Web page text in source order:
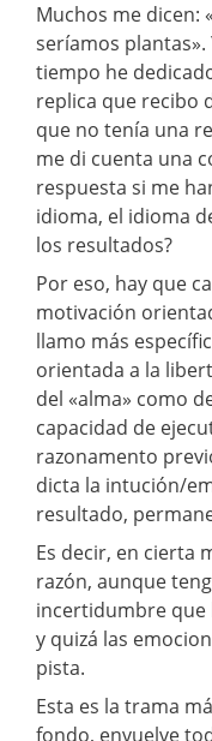
Muchos me dicen:
seríamos
tiempo he
replica que recibo
que no tenía una
me di cuenta una
respuesta si me
idioma, el idioma
los resultados?
Por eso, hay que
motivación
llamo más
orientada a la
del «alma» como
capacidad de
razonamento
dicta la intución/
resultado,
Es decir, en cierta
razón, aunque
incertidumbre que
y quizá las
pista.
Esta es la trama
fondo, envuelve